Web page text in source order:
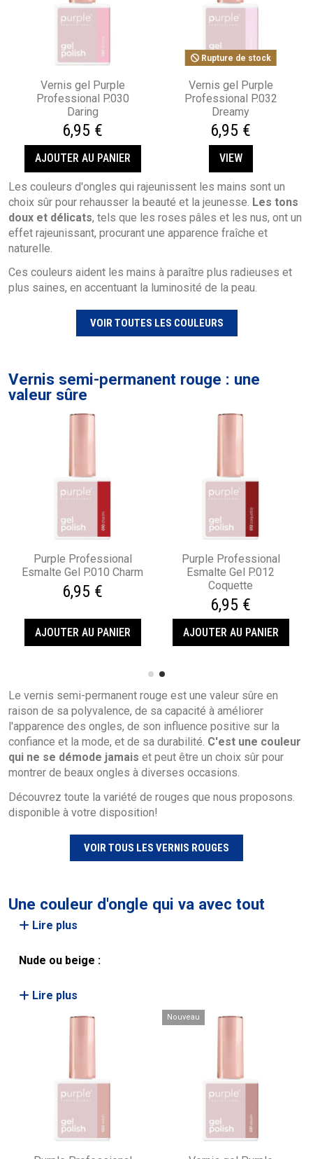
Vernis gel Purple
Professional P.030
Daring
6,95 €
AJOUTER AU PANIER
Rupture de stock
Vernis gel Purple
Professional P.032
Dreamy
6,95 €
VIEW
Les couleurs d'ongles qui rajeunissent les mains sont un
choix sûr pour rehausser la beauté et la jeunesse. Les tons
doux et délicats, tels que les roses pâles et les nus, ont un
effet rajeunissant, procurant une apparence fraîche et
naturelle.
Ces couleurs aident les mains à paraître plus radieuses et
plus saines, en accentuant la luminosité de la peau.
VOIR TOUTES LES COULEURS
Vernis semi-permanent rouge : une
valeur sûre
Purple Professional
Esmalte Gel P.010 Charm
6,95 €
AJOUTER AU PANIER
Purple Professional
Esmalte Gel P.012
Coquette
6,95 €
AJOUTER AU PANIER
Le vernis semi-permanent rouge est une valeur sûre en
raison de sa polyvalence, de sa capacité à améliorer
l'apparence des ongles, de son influence positive sur la
confiance et la mode, et de sa durabilité. C'est une couleur
qui ne se démode jamais et peut être un choix sûr pour
montrer de beaux ongles à diverses occasions.
Découvrez toute la variété de rouges que nous proposons.
disponible à votre disposition!
VOIR TOUS LES VERNIS ROUGES
Une couleur d'ongle qui va avec tout
Lire plus
Nouveau
Nude ou beige :
Lire plus